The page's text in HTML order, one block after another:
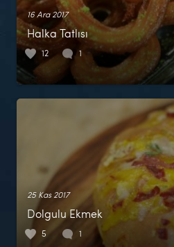
16 Ara 2017
Halka Tatlısı
12 1
25 Kas 2017
Dolgulu Ekmek
5 1